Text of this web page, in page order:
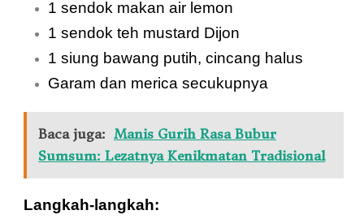
1 sendok makan air lemon
1 sendok teh mustard Dijon
1 siung bawang putih, cincang halus
Garam dan merica secukupnya
Baca juga: Manis Gurih Rasa Bubur
Sumsum: Lezatnya Kenikmatan Tradisional
Langkah-langkah: